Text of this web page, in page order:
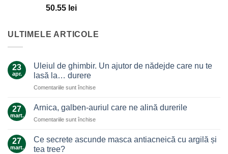
50.55 lei
ULTIMELE ARTICOLE
23
apr.
Uleiul de ghimbir. Un ajutor de nădejde care nu te
lasă la… durere
Comentariile sunt închisepentru
de
Un
de
27
mart.
Arnica, galben-auriul care ne alină durerile
Comentariile sunt închisepentru
galben-
27
mart.
Ce secrete ascunde masca antiacneică cu argilă și
tea tree?